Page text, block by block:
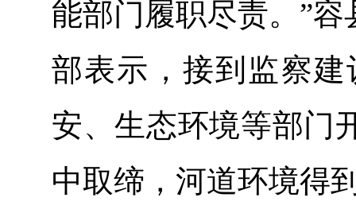
能部门履职尽责。”
部表示，接到监察
安、生态环境等部门
中取缔，河道环境得